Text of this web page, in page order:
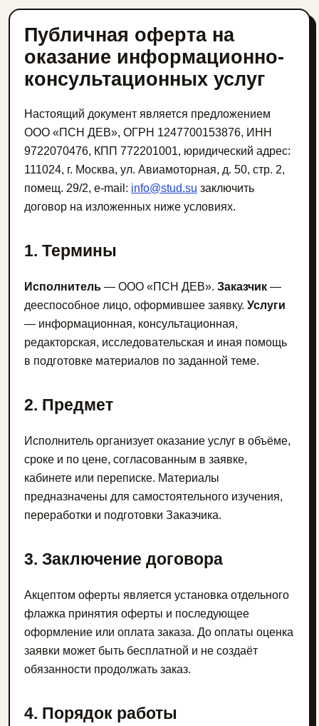
Публичная оферта на
оказание информационно-
консультационных услуг
Настоящий документ является предложением
ООО «ПСН ДЕВ», ОГРН 1247700153876, ИНН
9722070476, КПП 772201001, юридический адрес:
111024, г. Москва, ул. Авиамоторная, д. 50, стр. 2,
помещ. 29/2, e-mail: info@stud.su заключить
договор на изложенных ниже условиях.
1. Термины
Исполнитель — ООО «ПСН ДЕВ». Заказчик —
дееспособное лицо, оформившее заявку. Услуги
— информационная, консультационная,
редакторская, исследовательская и иная помощь
в подготовке материалов по заданной теме.
2. Предмет
Исполнитель организует оказание услуг в объёме,
сроке и по цене, согласованным в заявке,
кабинете или переписке. Материалы
предназначены для самостоятельного изучения,
переработки и подготовки Заказчика.
3. Заключение договора
Акцептом оферты является установка отдельного
флажка принятия оферты и последующее
оформление или оплата заказа. До оплаты оценка
заявки может быть бесплатной и не создаёт
обязанности продолжать заказ.
4. Порядок работы